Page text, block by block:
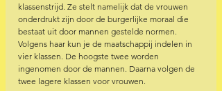
klassenstrijd. Ze stelt namelijk dat de vrouwen
onderdrukt zijn door de burgerlijke moraal die
bestaat uit door mannen gestelde normen.
Volgens haar kun je de maatschappij indelen in
vier klassen. De hoogste twee worden
ingenomen door de mannen. Daarna volgen de
twee lagere klassen voor vrouwen.